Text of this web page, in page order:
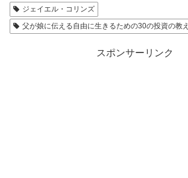
ジェイエル・コリンズ
父が娘に伝える自由に生きるための30の投資の教え
スポンサーリンク